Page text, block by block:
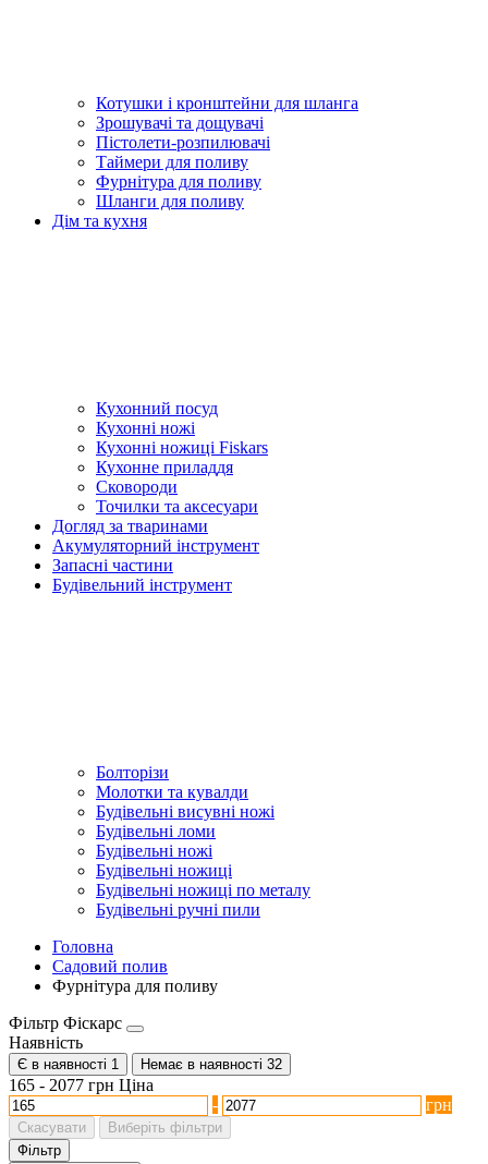
Котушки і кронштейни для шланга
Зрошувачі та дощувачі
Пістолети-розпилювачі
Таймери для поливу
Фурнітура для поливу
Шланги для поливу
Дім та кухня
Кухонний посуд
Кухонні ножі
Кухонні ножиці Fiskars
Кухонне приладдя
Сковороди
Точилки та аксесуари
Догляд за тваринами
Акумуляторний інструмент
Запасні частини
Будівельний інструмент
Болторізи
Молотки та кувалди
Будівельні висувні ножі
Будівельні ломи
Будівельні ножі
Будівельні ножиці
Будівельні ножиці по металу
Будівельні ручні пили
Головна
Садовий полив
Фурнітура для поливу
Фільтр Фіскарс
Наявність
Є в наявності 1 Немає в наявності 32
165 - 2077 грн Ціна
-
грн
Скасувати
Виберіть фільтри
Фільтр